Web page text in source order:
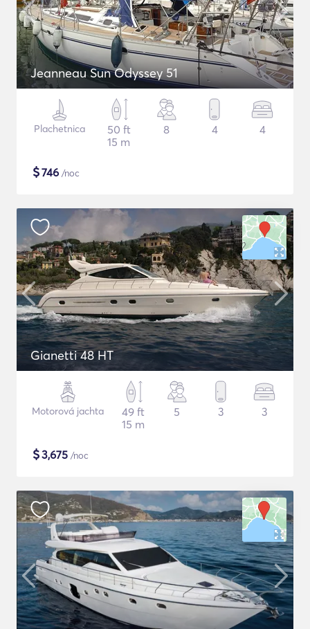
Jeanneau Sun Odyssey 51
Plachetnica
50 ft
15 m
8 4 4
$746 /noc
Gianetti 48 HT
Motorová jachta
49 ft
15 m
5 3 3
$3,675 /noc